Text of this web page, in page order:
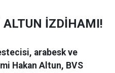
ALTUN İZDİHAMI!
arabesk ve
Hakan Altun, BVS